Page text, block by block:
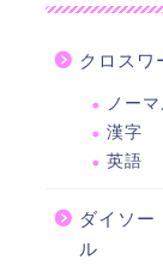
クロスワ
ノー
漢字
英語
ダイソー
ル